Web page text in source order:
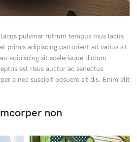
pulvinar rutrum tempus mus lacus
primis adipiscing parturient ad varius sit
adipiscing sit scelerisque dictum
est risus auctor ac senectus
a nec suscipit posuere sit dis. Enim elit
non